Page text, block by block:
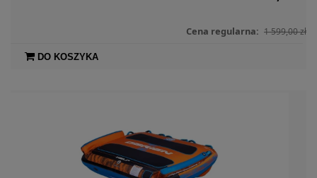
Cena regularna: 1 599,00 zł
DO KOSZYKA